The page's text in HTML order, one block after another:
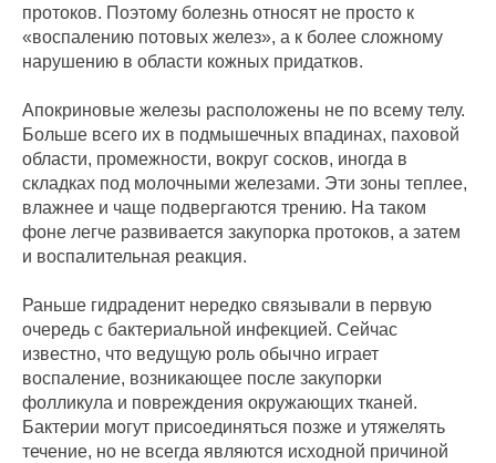
протоков. Поэтому болезнь относят не просто к
«воспалению потовых желез», а к более сложному
нарушению в области кожных придатков.
Апокриновые железы расположены не по всему телу.
Больше всего их в подмышечных впадинах, паховой
области, промежности, вокруг сосков, иногда в
складках под молочными железами. Эти зоны теплее,
влажнее и чаще подвергаются трению. На таком
фоне легче развивается закупорка протоков, а затем
и воспалительная реакция.
Раньше гидраденит нередко связывали в первую
очередь с бактериальной инфекцией. Сейчас
известно, что ведущую роль обычно играет
воспаление, возникающее после закупорки
фолликула и повреждения окружающих тканей.
Бактерии могут присоединяться позже и утяжелять
течение, но не всегда являются исходной причиной